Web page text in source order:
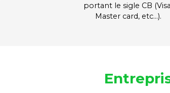
portant le sigle CB
Master card, etc…).